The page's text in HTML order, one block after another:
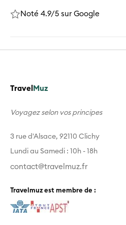
Noté 4.9/5 sur Google
Travel Muz
Voyagez selon vos principes
3 rue d'Alsace, 92110 Clichy
Lundi au Samedi : 10h - 18h
contact@travelmuz.fr
Travelmuz est membre de :